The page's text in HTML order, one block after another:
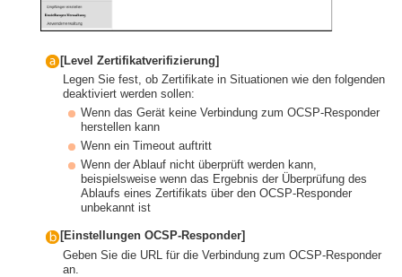
[Level Zertifikatverifizierung]
Legen Sie fest, ob Zertifikate in Situationen wie den folgenden
deaktiviert werden sollen:
Wenn das Gerät keine Verbindung zum OCSP-Responder
herstellen kann
Wenn ein Timeout auftritt
Wenn der Ablauf nicht überprüft werden kann,
beispielsweise wenn das Ergebnis der Überprüfung des
Ablaufs eines Zertifikats über den OCSP-Responder
unbekannt ist
[Einstellungen OCSP-Responder]
Geben Sie die URL für die Verbindung zum OCSP-Responder
an.